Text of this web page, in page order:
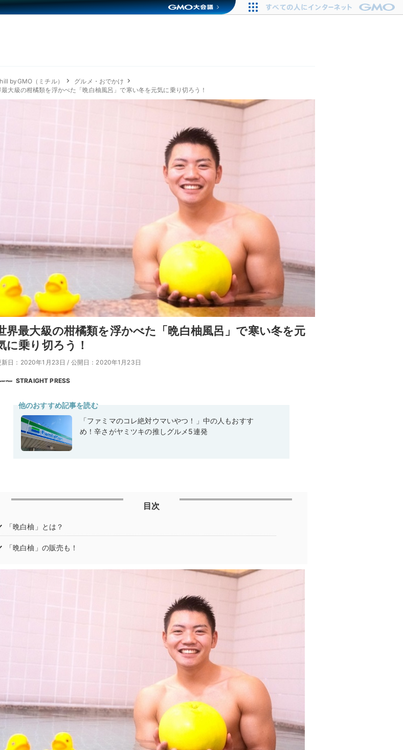
byGMO（ミチル）
グルメ・おでかけ
最大級の柑橘類を浮かべた「晩白柚風呂」で寒い冬を元気に乗り切ろう！
界最大級の柑橘類を浮かべた「晩白柚風呂」で寒い冬を元
に乗り切ろう！
新日：2020年1月23日 / 公開日：2020年1月23日
STRAIGHT PRESS
他のおすすめ記事を読む
「ファミマのコレ絶対ウマいやつ！」中の人もおすす
め！辛さがヤミツキの推しグルメ5連発
目次
「晩白柚」とは？
「晩白柚」の販売も！